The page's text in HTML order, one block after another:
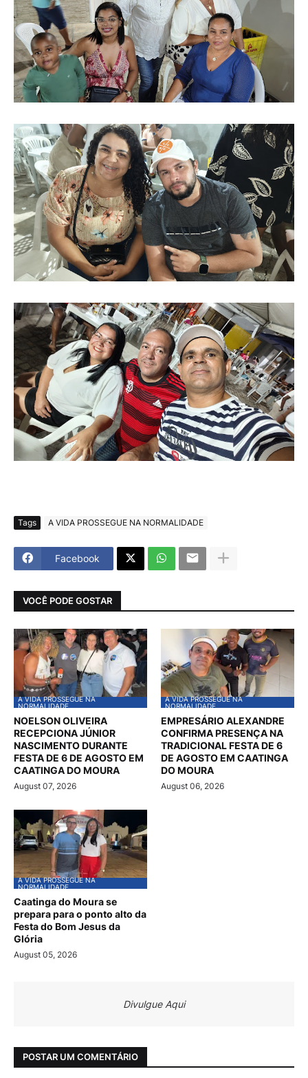
Tags A VIDA PROSSEGUE NA NORMALIDADE
Facebook
VOCÊ PODE GOSTAR
A VIDA PROSSEGUE NA
NORMALIDADE
NOELSON OLIVEIRA
RECEPCIONA JÚNIOR
NASCIMENTO DURANTE
FESTA DE 6 DE AGOSTO EM
CAATINGA DO MOURA
August 07, 2026
A VIDA PROSSEGUE NA
NORMALIDADE
EMPRESÁRIO ALEXANDRE
CONFIRMA PRESENÇA NA
TRADICIONAL FESTA DE 6
DE AGOSTO EM CAATINGA
DO MOURA
August 06, 2026
A VIDA PROSSEGUE NA
NORMALIDADE
Caatinga do Moura se
prepara para o ponto alto da
Festa do Bom Jesus da
Glória
August 05, 2026
Divulgue Aqui
POSTAR UM COMENTÁRIO